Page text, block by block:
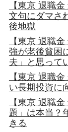
【東京 退職
文句にダマさ
後地獄
【東京 退職
強が老後貧困
夫」と思って
【東京 退職
い長期投資に
【東京 退職
題」は本当？
きる